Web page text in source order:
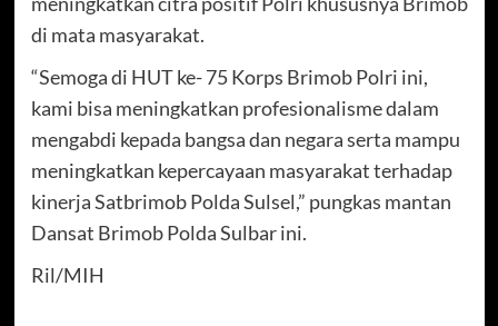
di mata masyarakat.
“Semoga di HUT ke- 75 Korps Brimob Polri ini,
kami bisa meningkatkan profesionalisme dalam
mengabdi kepada bangsa dan negara serta mampu
meningkatkan kepercayaan masyarakat terhadap
kinerja Satbrimob Polda Sulsel,” pungkas mantan
Dansat Brimob Polda Sulbar ini.
Ril/MIH